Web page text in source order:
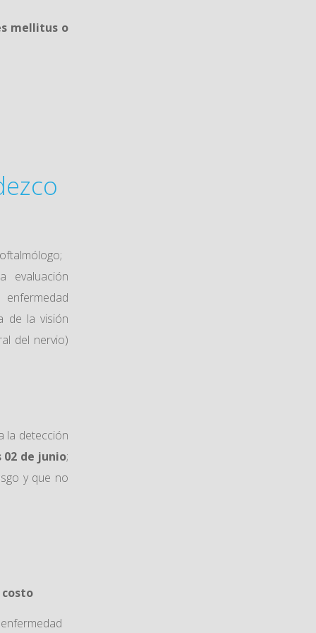
mellitus o
de la visión
del nervio)
la detección
02 de junio;
y que no
costo